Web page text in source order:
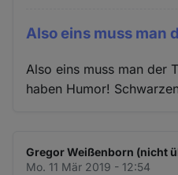
Also eins muss man
Also eins muss man der
haben Humor!
Gregor Weißenborn (nicht
Mo. 11 Mär 2019 - 12:54